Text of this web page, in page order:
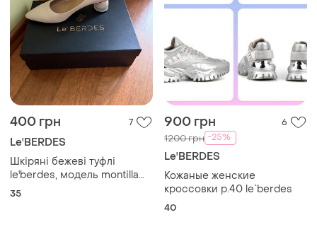
400 грн 7
Le'BERDES
Шкіряні бежеві туфлі
le'berdes, модель montilla
(розмір 35) – ідеальний
35
900 грн 6
1200 грн -25%
Le'BERDES
Кожаные женские
кроссовки р.40 le`berdes
40